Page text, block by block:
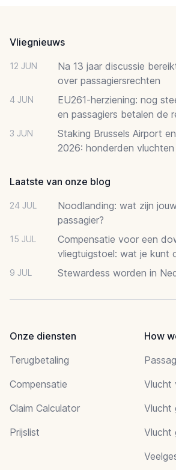
Vliegnieuws
12 JUN
Na 13 jaar discussie
over passagiersrechten
4 JUN
EU261-herziening: nog
en passagiers betalen de
3 JUN
Staking Brussels Airport
2026: honderden vluchten
Laatste van onze blog
24 JUL
Noodlanding: wat zijn
passagier?
15 JUL
Compensatie voor een
vliegtuigstoel: wat je kunt
9 JUL Stewardess worden in
Onze diensten
Terugbetaling
Compensatie
Claim Calculator
Prijslist
How
Vlucht
Vlucht
Vlucht